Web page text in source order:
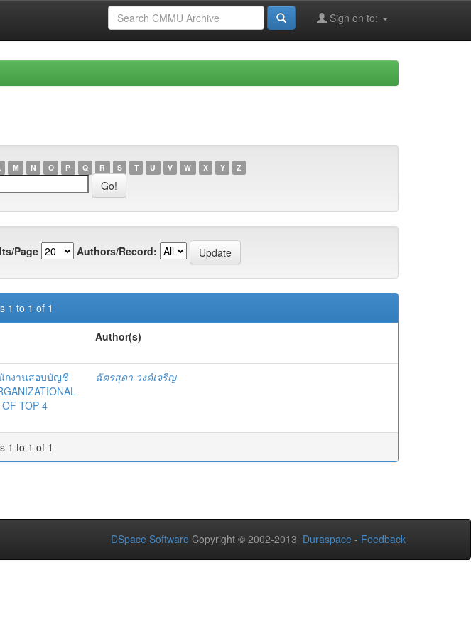
Sign on to:
M N O P Q R S T U V W X Y Z
Page Authors/Record:
1 to 1 of 1
Author(s)
กงานสอบบัญชี
TOP 4
ฉัตรสุดา วงค์เจริญ
1 to 1 of 1
DSpace Software Copyright © 2002-2013 Duraspace - Feedback